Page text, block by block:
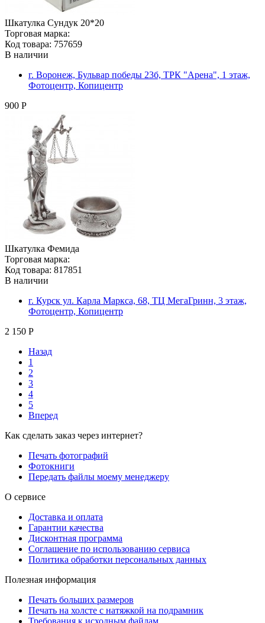
Шкатулка Сундук 20*20
Торговая марка:
Код товара: 757659
В наличии
г. Воронеж, Бульвар победы 23б, ТРК "Арена", 1 этаж,
Фотоцентр, Копицентр
900 Р
Шкатулка Фемида
Торговая марка:
Код товара: 817851
В наличии
г. Курск ул. Карла Маркса, 68, ТЦ МегаГринн, 3 этаж,
Фотоцентр, Копицентр
2 150 Р
Назад
1
2
3
4
5
Вперед
Как сделать заказ через интернет?
Печать фотографий
Фотокниги
Передать файлы моему менеджеру
О сервисе
Доставка и оплата
Гарантии качества
Дисконтная программа
Соглашение по использованию сервиса
Политика обработки персональных данных
Полезная информация
Печать больших размеров
Печать на холсте c натяжкой на подрамник
Требования к исходным файлам